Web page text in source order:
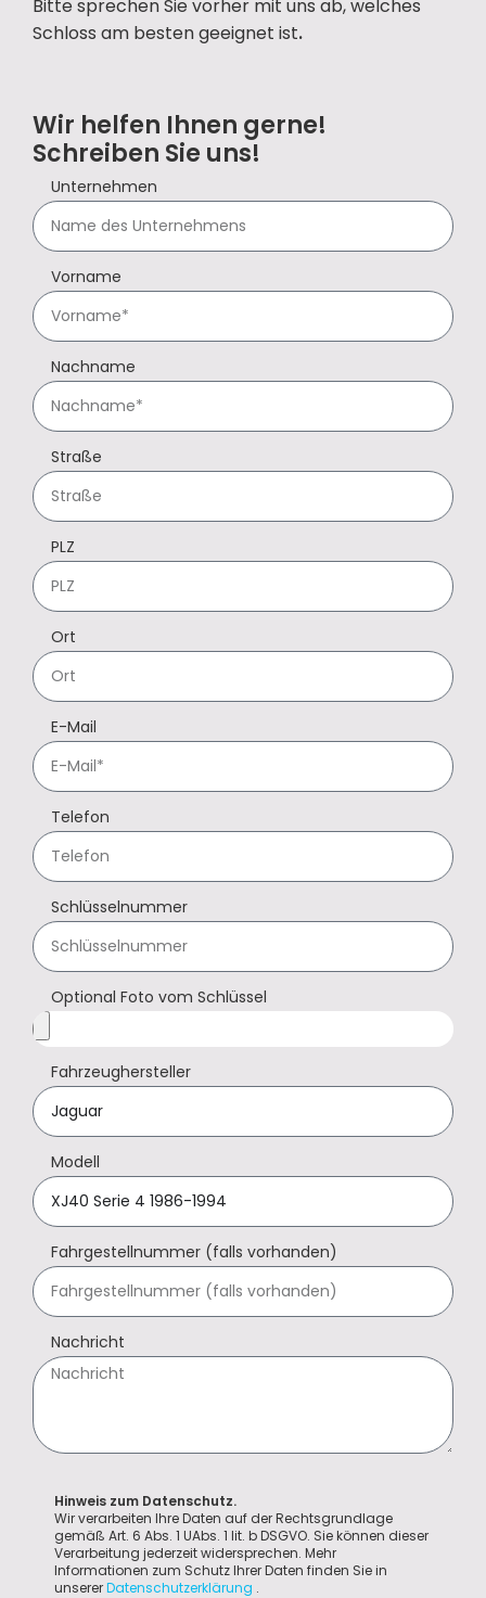
Bitte sprechen Sie vorher mit uns ab, welches
Schloss am besten geeignet ist.
Wir helfen Ihnen gerne!
Schreiben Sie uns!
Unternehmen
Vorname
Nachname
Straße
PLZ
Ort
E-Mail
Telefon
Schlüsselnummer
Optional Foto vom Schlüssel
Fahrzeughersteller
Modell
Fahrgestellnummer (falls vorhanden)
Nachricht
Hinweis zum Datenschutz.
Wir verarbeiten Ihre Daten auf der Rechtsgrundlage
gemäß Art. 6 Abs. 1 UAbs. 1 lit. b DSGVO. Sie können dieser
Verarbeitung jederzeit widersprechen. Mehr
Informationen zum Schutz Ihrer Daten finden Sie in
unsererDatenschutzerklärung .